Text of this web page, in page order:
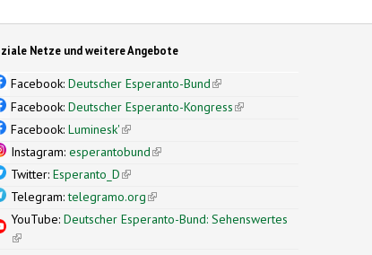
Netze und weitere Angebote
Facebook:Deutscher Esperanto-Bund(link is external)
Facebook:Deutscher Esperanto-Kongress(link is external)
Facebook:Luminesk'(link is external)
Instagram:esperantobund(link is external)
Twitter:Esperanto_D(link is external)
Telegram:telegramo.org(link is external)
YouTube:Deutscher Esperanto-Bund: Sehenswertes
(link is external)